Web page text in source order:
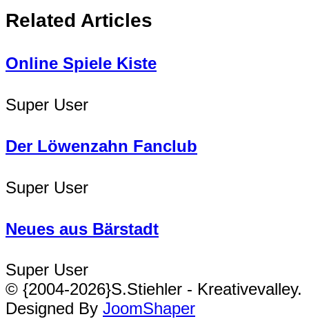
Related Articles
Online Spiele Kiste
Super User
Der Löwenzahn Fanclub
Super User
Neues aus Bärstadt
Super User
© {2004-2026}S.Stiehler - Kreativevalley.
Designed By JoomShaper